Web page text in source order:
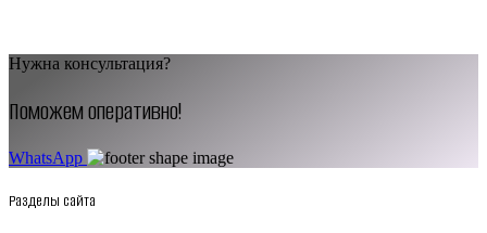
Нужна консультация?
Поможем оперативно!
WhatsApp
Разделы сайта